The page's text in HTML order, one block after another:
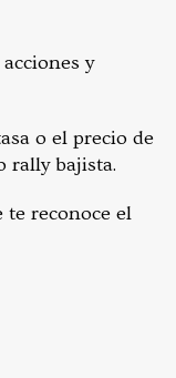
y
o el precio de
rally bajista.
te reconoce el